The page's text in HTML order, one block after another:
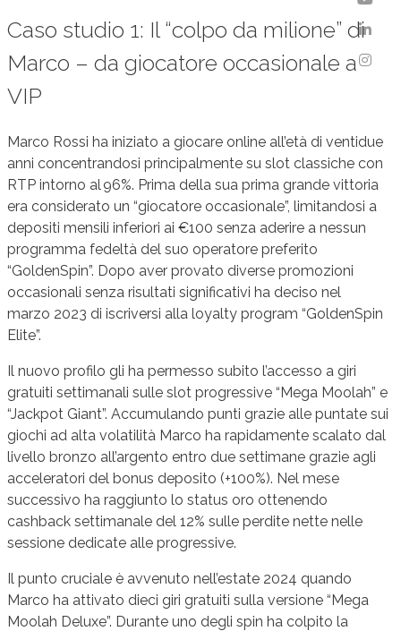
Caso studio 1: Il “colpo da milione” di
Marco – da giocatore occasionale a
VIP
Marco Rossi ha iniziato a giocare online all’età di ventidue
anni concentrandosi principalmente su slot classiche con
RTP intorno al 96%. Prima della sua prima grande vittoria
era considerato un “giocatore occasionale”, limitandosi a
depositi mensili inferiori ai €100 senza aderire a nessun
programma fedeltà del suo operatore preferito
“GoldenSpin”. Dopo aver provato diverse promozioni
occasionali senza risultati significativi ha deciso nel
marzo 2023 di iscriversi alla loyalty program “GoldenSpin
Elite”.
Il nuovo profilo gli ha permesso subito l’accesso a giri
gratuiti settimanali sulle slot progressive “Mega Moolah” e
“Jackpot Giant”. Accumulando punti grazie alle puntate sui
giochi ad alta volatilità Marco ha rapidamente scalato dal
livello bronzo all’argento entro due settimane grazie agli
acceleratori del bonus deposito (+100%). Nel mese
successivo ha raggiunto lo status oro ottenendo
cashback settimanale del 12% sulle perdite nette nelle
sessione dedicate alle progressive.
Il punto cruciale è avvenuto nell’estate 2024 quando
Marco ha attivato dieci giri gratuiti sulla versione “Mega
Moolah Deluxe”. Durante uno degli spin ha colpito la